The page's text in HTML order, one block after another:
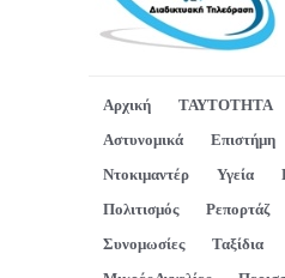
Αρχική ΤΑΥΤΟΤΗΤΑ
Αστυνομικά
Επιστήμη
Ντοκιμαντέρ
Υγεία
Πολιτισμός
Ρεπορτάζ
Συνομωσίες
Ταξίδια